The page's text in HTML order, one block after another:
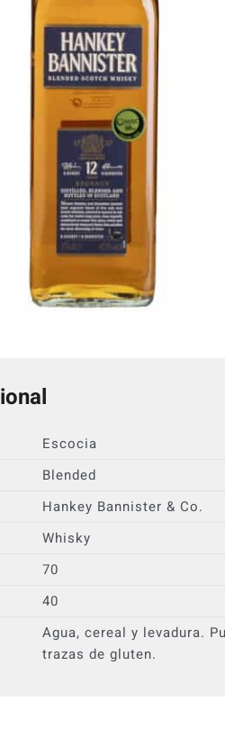
Escocia
Blended
Hankey Bannister & Co.
Whisky
70
40
Agua, cereal y levadura.
trazas de gluten.